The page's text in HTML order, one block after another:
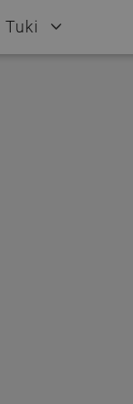
Tuki